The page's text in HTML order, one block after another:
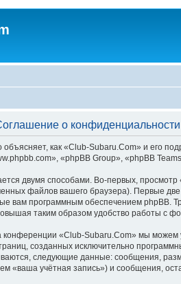
о конфиденциальности
как «Club-Subaru.Com» и его
«phpBB Group», «phpBB
двумя способами. Во-первых,
файлов вашего браузера). Первые
вам программным обеспечением phpBB.
таким образом удобство работы с
конференции «Club-Subaru.Com» мы можем
созданных исключительно
следующие данные: сообщения,
«ваша учётная запись») и сообщения,